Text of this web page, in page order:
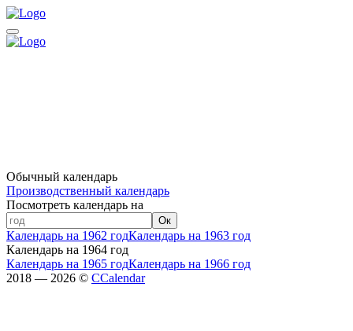
Обычный календарь
Производственный календарь
Посмотреть календарь на
Ок
Календарь на 1962 годКалендарь на 1963 год
Календарь на 1964 год
Календарь на 1965 годКалендарь на 1966 год
2018 — 2026 © CCalendar